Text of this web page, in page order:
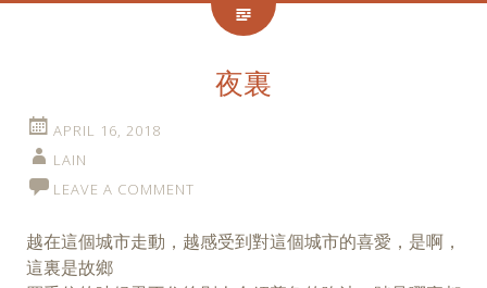
夜裏
APRIL 16, 2018
LAIN
LEAVE A COMMENT
越在這個城市走動，越感受到對這個城市的喜愛，是啊，
這裏是故鄉